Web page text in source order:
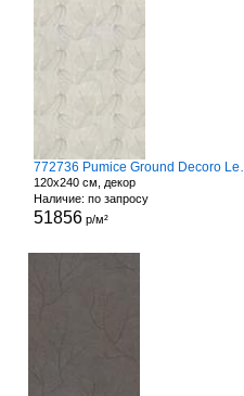
772736
120x240 см, декор
Наличие: по запросу
51856р/м²